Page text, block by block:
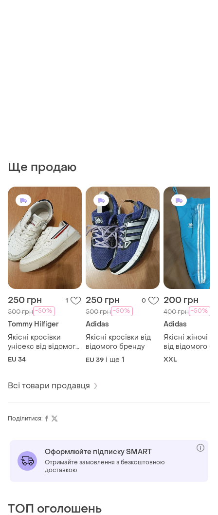
Ще продаю
250 грн 1
500 грн -50%
Tommy Hilfiger
Якісні кросівки
унісекс від відомого
бренду
EU 34
250 грн 0
500 грн -50%
Adidas
Якісні кросівки від
відомого бренду
EU 39 і ще 1
200 грн
400 грн -50%
Adidas
Якісні жіночі
від відомого
XXL
Всі товари продавця
Поділитися:
Оформлюйте підписку SMART
Отримайте замовлення з безкоштовною
доставкою
ТОП оголошень